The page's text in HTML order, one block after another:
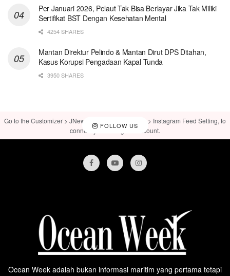
Per Januari 2026, Pelaut Tak Bisa Berlayar Jika Tak Miliki
Sertifikat BST Dengan Kesehatan Mental
4254 SHARES
Mantan Direktur Pelindo & Mantan Dirut DPS Ditahan,
Kasus Korupsi Pengadaan Kapal Tunda
3950 SHARES
FOLLOW US
Go to the Customizer > JNews : Social, Like & View > Instagram Feed Setting, to
connect your Instagram account.
Ocean Week adalah bukan informasi maritim yang pertama tetapi